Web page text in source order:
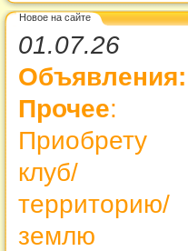
Новое на сайте
01.07.26
Объявления:
Прочее:
Приобрету
клуб/
территорию/
землю